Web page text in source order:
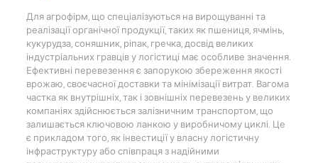
Для агрофірм, що спеціалізуються на вирощуванні та
реалізації органічної продукції, таких як пшениця, ячмінь,
кукурудза, соняшник, ріпак, гречка, досвід великих
індустріальних гравців у логістиці має особливе значення.
Ефективні перевезення є запорукою збереження якості
врожаю, своєчасної доставки та мінімізації витрат. Вагома
частка як внутрішніх, так і зовнішніх перевезень у великих
компаніях здійснюється залізничним транспортом, що
залишається ключовою ланкою у виробничому циклі. Це
є прикладом того, як інвестиції у власну логістичну
інфраструктуру або співпраця з надійними